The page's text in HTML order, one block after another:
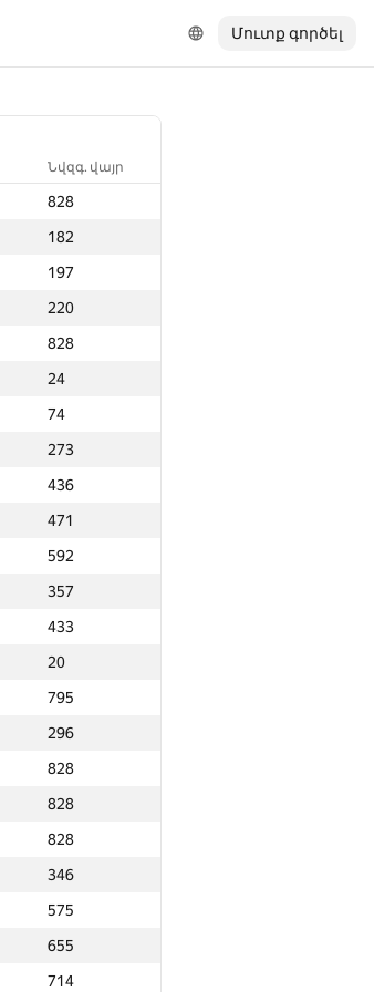
Մուտք գործել
Նվզգ. վայր
828
182
197
220
828
24
74
273
436
471
592
357
433
20
795
296
828
828
828
346
575
655
714
Նվզգ. վայր